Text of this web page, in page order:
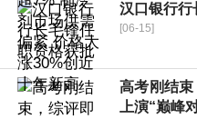
汉口银行行
[06-15]
高考刚结
上演“巅峰